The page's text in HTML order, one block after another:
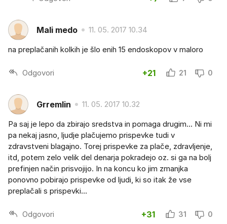
Mali medo 11. 05. 2017 10.34
na preplačanih kolkih je šlo enih 15 endoskopov v maloro
Odgovori +21 21 0
Grremlin 11. 05. 2017 10.32
Pa saj je lepo da zbirajo sredstva in pomaga drugim... Ni mi
pa nekaj jasno, ljudje plačujemo prispevke tudi v
zdravstveni blagajno. Torej prispevke za plače, zdravljenje,
itd, potem zelo velik del denarja pokradejo oz. si ga na bolj
prefinjen način prisvojijo. In na koncu ko jim zmanjka
ponovno pobirajo prispevke od ljudi, ki so itak že vse
preplačali s prispevki...
Odgovori +31 31 0